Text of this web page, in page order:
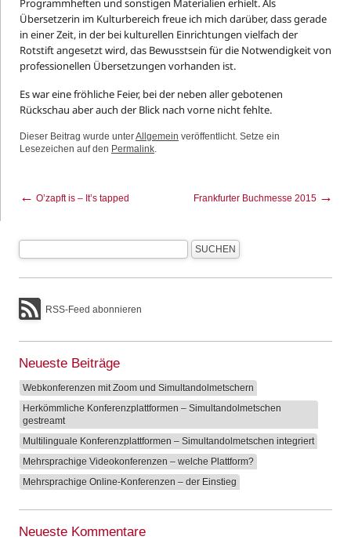
Programmheften und sonstigen Materialien erhielt. Als
Übersetzerin im Kulturbereich freue ich mich darüber, dass gerade
in einer Zeit, in der bei kulturellen Einrichtungen vielfach der
Rotstift angesetzt wird, das Bewusstsein für die Notwendigkeit von
professionellen Übersetzungen vorhanden ist.
Es war eine fröhliche Feier, bei der neben aller gebotenen
Rückschau aber auch der Blick nach vorne nicht fehlte.
Dieser Beitrag wurde unterAllgemein veröffentlicht. Setze ein
Lesezeichen auf den Permalink.
← O’zapft is – It’s tapped Frankfurter Buchmesse 2015 →
RSS-Feed abonnieren
Neueste Beiträge
Webkonferenzen mit Zoom und Simultandolmetschern
Herkömmliche Konferenzplattformen – Simultandolmetschen
gestreamt
Multilinguale Konferenzplattformen – Simultandolmetschen integriert
Mehrsprachige Videokonferenzen – welche Plattform?
Mehrsprachige Online-Konferenzen – der Einstieg
Neueste Kommentare